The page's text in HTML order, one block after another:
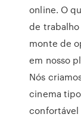
online. O
de
monte de
em nosso
Nós
cinema
confortável